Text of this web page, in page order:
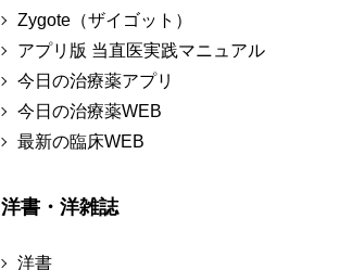
Zygote（ザイゴット）
アプリ版 当直医実践マニュアル
今日の治療薬アプリ
今日の治療薬WEB
最新の臨床WEB
洋書・洋雑誌
洋書